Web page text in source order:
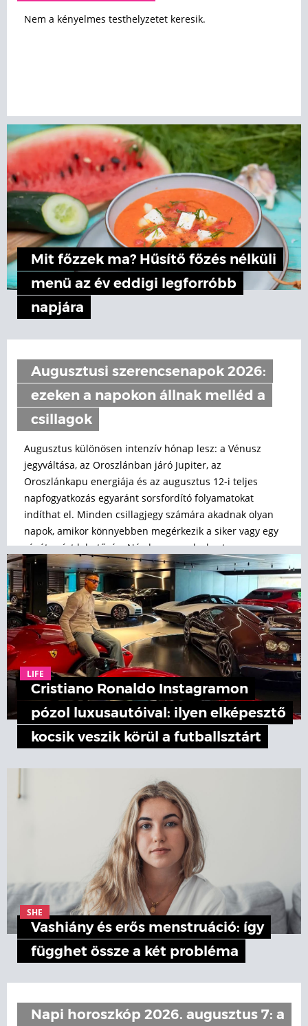
Nem a kényelmes testhelyzetet keresik.
Mit főzzek ma? Hűsítő főzés nélküli
menü az év eddigi legforróbb
napjára
Augusztusi szerencsenapok 2026:
ezeken a napokon állnak melléd a
csillagok
Augusztus különösen intenzív hónap lesz: a Vénusz
jegyváltása, az Oroszlánban járó Jupiter, az
Oroszlánkapu energiája és az augusztus 12-i teljes
napfogyatkozás egyaránt sorsfordító folyamatokat
indíthat el. Minden csillagjegy számára akadnak olyan
napok, amikor könnyebben megérkezik a siker vagy egy
régóta várt lehetőség. Nézd meg, melyek a te
augusztusi szerencsenapjaid!
LIFE
Cristiano Ronaldo Instagramon
pózol luxusautóival: ilyen elképesztő
kocsik veszik körül a futballsztárt
SHE
Vashiány és erős menstruáció: így
függhet össze a két probléma
Napi horoszkóp 2026. augusztus 7: a